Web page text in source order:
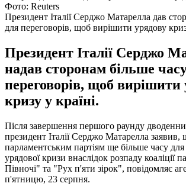
Фото: Reuters
Президент Італії Серджо Матарелла дав
для переговорів, щоб вирішити урядову
Президент Італії Серджо
надав сторонам більше
переговорів, щоб вирішити
кризу у країні.
Після завершення першого раунду
президент Італії Серджо Матарелла заявив,
парламентським партіям ще більше часу
урядової кризи внаслідок розпаду коаліції
Півночі" та "Рух п'яти зірок", повідомляє
п'ятницю, 23 серпня.